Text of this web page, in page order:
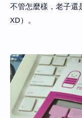
不管怎麼樣，老子還
XD）。